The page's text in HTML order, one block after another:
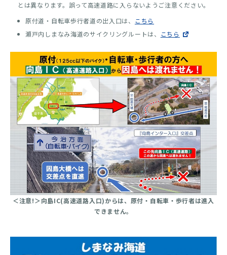
とは異なります。誤って高速道路に入らないようご注意ください。
原付道・自転車歩行者道の出入口は、
こちら
瀬戸内しまなみ海道のサイクリングルートは、
こちら
＜注意!＞向島IC(高速道路入口)からは、原付・自転車・歩行者は進入
できません。